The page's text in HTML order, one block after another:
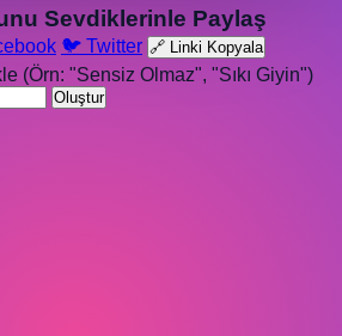
Sevdiklerinle Paylaş
🐦 Twitter 🔗 Linki Kopyala
(Örn: "Sensiz Olmaz", "Sıkı Giyin")
Oluştur